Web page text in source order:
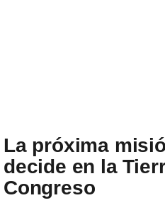
La próxima
decide en la
Congreso